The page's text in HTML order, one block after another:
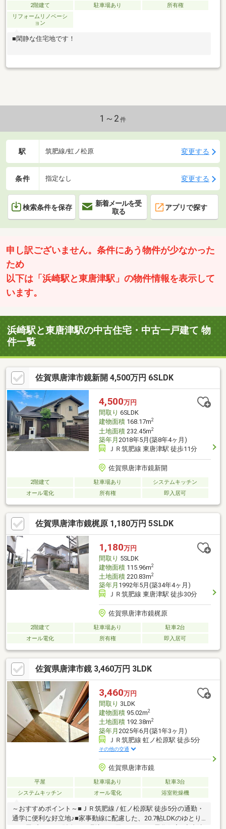
2階建て 駐車場あり
所有権
リフォームリノベーシ
ョン
■閑静な住宅地です！
1～2 件
駅 筑肥線/虹ノ松原 変更する
条件 指定なし 変更する
検索条件を保存
新着メールを受
取る
アプリで探す
申し訳ございません。条件にあう物件が少なかった
ため
以下は「浜崎駅と東唐津駅」の物件情報を表示して
います。
浜崎駅と東唐津駅の中古住宅・中古一戸建て 物
件一覧
佐賀県唐津市鏡新開 4,500万円 6SLDK
4,500万円
間取り 6SLDK
建物面積168.17m2
土地面積232.45m2
築年月 2018年5月(築8年4ヶ月)
ＪＲ筑肥線 東唐津駅 徒歩11分
佐賀県唐津市鏡新開
2階建て 駐車場あり
システムキッチン
オール電化
所有権 即入居可
佐賀県唐津市鏡梶原 1,180万円 5SLDK
1,180万円
間取り 5SLDK
建物面積115.96m2
土地面積220.83m2
築年月 1992年5月(築34年4ヶ月)
ＪＲ筑肥線 東唐津駅 徒歩30分
佐賀県唐津市鏡梶原
2階建て 駐車場あり
駐車2台
オール電化
所有権 即入居可
佐賀県唐津市鏡 3,460万円 3LDK
3,460万円
間取り 3LDK
建物面積95.02m2
土地面積192.38m2
築年月 2025年6月(築1年3ヶ月)
ＪＲ筑肥線 虹ノ松原駅 徒歩5分
その他の交通
佐賀県唐津市鏡
平屋 駐車場あり
駐車3台
システムキッチン
オール電化 浴室乾燥機
～おすすめポイント～■ＪＲ筑肥線 / 虹ノ松原駅 徒歩5分の通勤・
通学に便利な好立地♪■家事動線に配慮した、20.7帖LDKのゆとり